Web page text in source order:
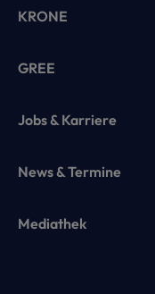
KRONE
GREE
Jobs & Karriere
News & Termine
Mediathek